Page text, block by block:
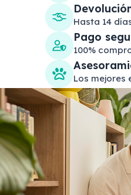
Hasta 14
Pago
100%
Los mejores